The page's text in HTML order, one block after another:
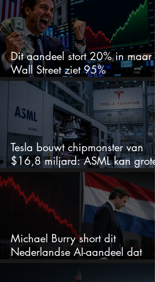
Dit aandeel stort 20% in maar
Wall Street ziet 95%
koerspotentieel
Tesla bouwt chipmonster van
$16,8 miljard: ASML kan grote
winnaar worden
Michael Burry short dit
Nederlandse AI-aandeel dat